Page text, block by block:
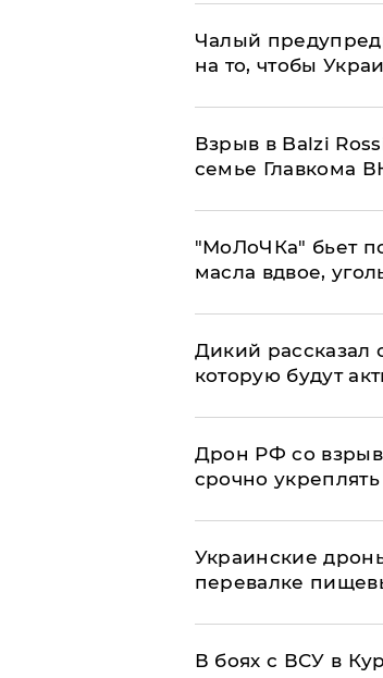
Чалый
на то, чтобы
Взрыв в Balzi
семье Главкома
​"МоЛоЧКа" бьет
масла вдвое,
Дикий рассказал
которую будут
​Дрон РФ со
срочно
Украинские
перевалке
В боях с ВСУ в